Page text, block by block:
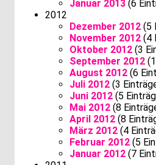
Januar 2013 (6
2012
Dezember 2012 (5
November 2012 (4
Oktober 2012 (3
September 2012
August 2012 (6
Juli 2012 (3
Juni 2012 (5
Mai 2012 (8
April 2012 (8
März 2012 (4
Februar 2012 (5
Januar 2012 (7